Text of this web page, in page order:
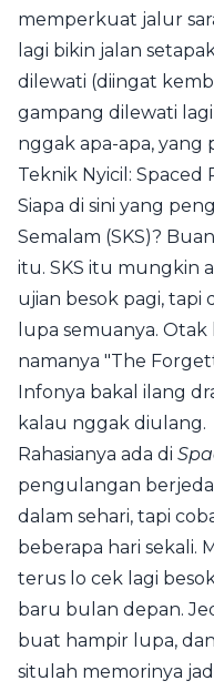
memperkuat jalur
lagi bikin jalan
dilewati (diingat
gampang dilewati
nggak apa-apa,
Teknik Nyicil:
Siapa di sini yang
Semalam (SKS)?
itu. SKS itu mungkin
ujian besok pagi, tapi
lupa semuanya.
namanya "The
Infonya bakal ilang
kalau nggak diulang.
Rahasianya ada di
pengulangan
dalam sehari, tapi
beberapa hari sekali.
terus lo cek lagi
baru bulan depan.
buat hampir lupa,
situlah memorinya